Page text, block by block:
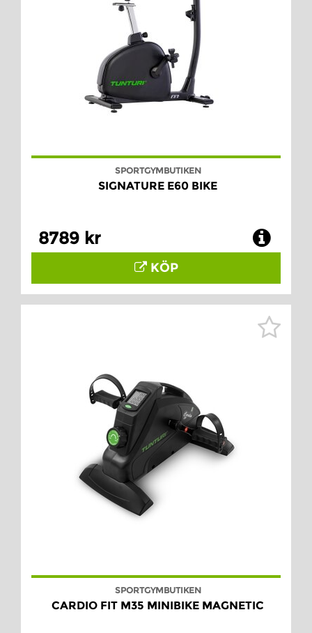
SPORTGYMBUTIKEN
SIGNATURE E60 BIKE
8789 kr
KÖP
SPORTGYMBUTIKEN
CARDIO FIT M35 MINIBIKE MAGNETIC